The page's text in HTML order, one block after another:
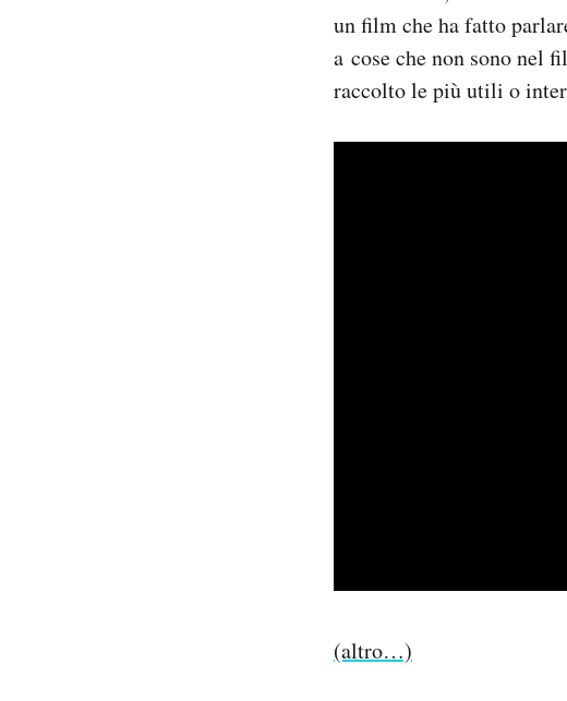
un film che ha fatto
a cose che non sono nel
raccolto le più utili o
(altro…)